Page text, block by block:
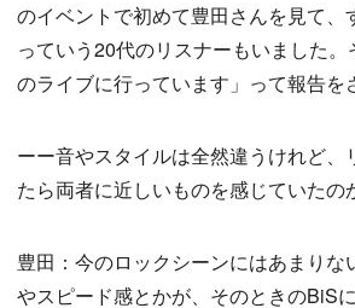
のイベントで初めて豊田さんを見て、
っていう20代のリスナーもいました
のライブに行っています」って報告を
ーー音やスタイルは全然違うけれど、
たら両者に近しいものを感じていたの
豊田：今のロックシーンにはあまりな
やスピード感とかが、そのときのBiS